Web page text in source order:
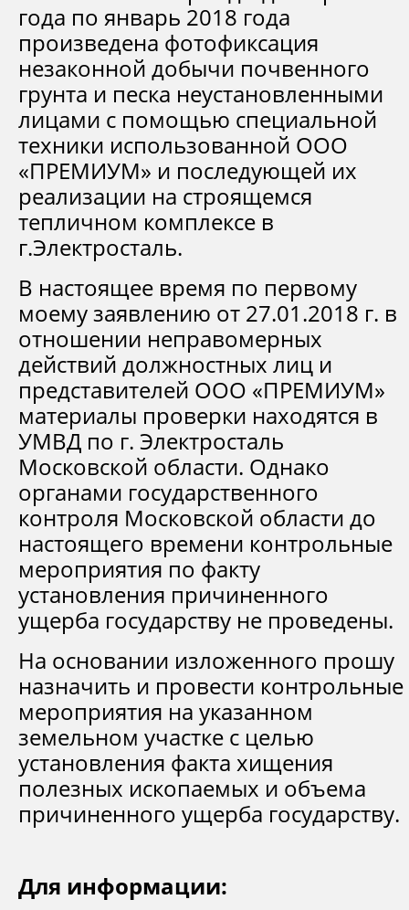
года по январь 2018 года
произведена фотофиксация
незаконной добычи почвенного
грунта и песка неустановленными
лицами с помощью специальной
техники использованной ООО
«ПРЕМИУМ» и последующей их
реализации на строящемся
тепличном комплексе в
г.Электросталь.
В настоящее время по первому
моему заявлению от 27.01.2018 г. в
отношении неправомерных
действий должностных лиц и
представителей ООО «ПРЕМИУМ»
материалы проверки находятся в
УМВД по г. Электросталь
Московской области. Однако
органами государственного
контроля Московской области до
настоящего времени контрольные
мероприятия по факту
установления причиненного
ущерба государству не проведены.
На основании изложенного прошу
назначить и провести контрольные
мероприятия на указанном
земельном участке с целью
установления факта хищения
полезных ископаемых и объема
причиненного ущерба государству.
Для информации: